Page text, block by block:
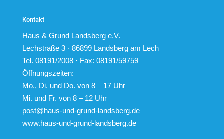
Kontakt
Haus & Grund Landsberg e.V.
Lechstraße 3 · 86899 Landsberg am Lech
Tel. 08191/2008 · Fax: 08191/59759
Öffnungszeiten:
Mo., Di. und Do. von 8 – 17 Uhr
Mi. und Fr. von 8 – 12 Uhr
post@haus-und-grund-landsberg.de
www.haus-und-grund-landsberg.de